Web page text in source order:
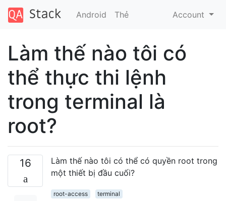
Android Thẻ Account
Làm thế nào tôi có
thể thực thi lệnh
trong terminal là
root?
16
Làm thế nào tôi có thể có quyền root trong
một thiết bị đầu cuối?
root-access
terminal